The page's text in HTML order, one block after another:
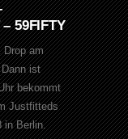
59FIFTY
Drop am
ist
bekommt
Justfitteds
in Berlin.